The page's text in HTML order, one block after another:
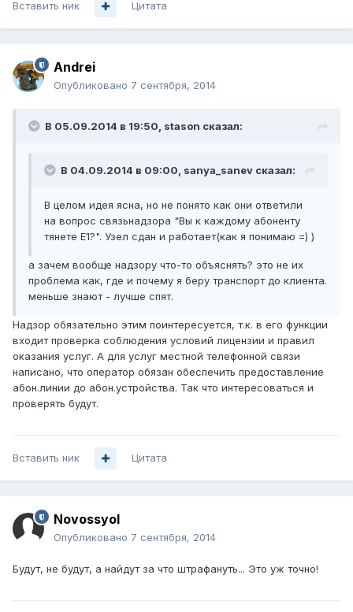
Вставить ник Цитата
Andrei
Опубликовано 7 сентября, 2014
В 05.09.2014 в 19:50, stason сказал:
В 04.09.2014 в 09:00, sanya_sanev сказал:
В целом идея ясна, но не понято как они ответили
на вопрос связьнадзора "Вы к каждому абоненту
тянете Е1?". Узел сдан и работает(как я понимаю =) )
а зачем вообще надзору что-то объяснять? это не их
проблема как, где и почему я беру транспорт до клиента.
меньше знают - лучше спят.
Надзор обязательно этим поинтересуется, т.к. в его функции
входит проверка соблюдения условий лицензии и правил
оказания услуг. А для услуг местной телефонной связи
написано, что оператор обязан обеспечить предоставление
абон.линии до абон.устройства. Так что интересоваться и
проверять будут.
Вставить ник Цитата
Novossyol
Опубликовано 7 сентября, 2014
Будут, не будут, а найдут за что штрафануть... Это уж точно!